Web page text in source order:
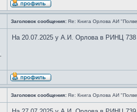
Заголовок сообщения: Re: Книга Орлова АИ
На 20.07.2025 у А.И. Орлова в РИНЦ 738
Заголовок сообщения: Re: Книга Орлова АИ